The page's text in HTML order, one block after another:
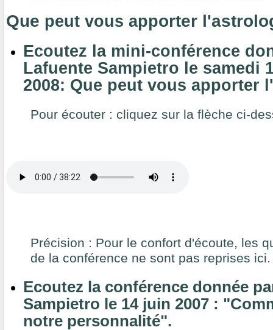
Que peut vous apporter
Ecoutez la mini-conférence
Lafuente Sampietro le samedi
2008: Que peut vous apporter
Pour écouter : cliquez sur la flèche ci-
Précision : Pour le confort d'écoute, les
de la conférence ne sont pas reprises ici.
Ecoutez la conférence donnée
Sampietro le 14 juin 2007 :
notre personnalité".